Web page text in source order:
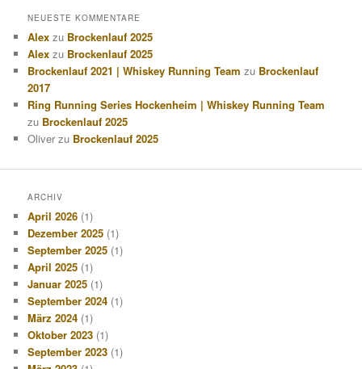
NEUESTE KOMMENTARE
Alex zu Brockenlauf 2025
Alex zu Brockenlauf 2025
Brockenlauf 2021 | Whiskey Running Team zu Brockenlauf
2017
Ring Running Series Hockenheim | Whiskey Running Team
zu Brockenlauf 2025
Oliver zu Brockenlauf 2025
ARCHIV
April 2026 (1)
Dezember 2025 (1)
September 2025 (1)
April 2025 (1)
Januar 2025 (1)
September 2024 (1)
März 2024 (1)
Oktober 2023 (1)
September 2023 (1)